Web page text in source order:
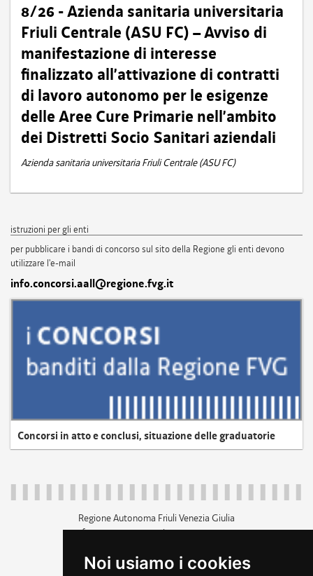
Noi usiamo i cookies
8/26 - Azienda sanitaria universitaria
Friuli Centrale (ASU FC) – Avviso di
manifestazione di interesse
finalizzato all’attivazione di contratti
di lavoro autonomo per le esigenze
delle Aree Cure Primarie nell’ambito
dei Distretti Socio Sanitari aziendali
Azienda sanitaria universitaria Friuli Centrale (ASU FC)
istruzioni per gli enti
per pubblicare i bandi di concorso sul sito della Regione gli enti devono
utilizzare l'e-mail
info.concorsi.aall@regione.fvg.it
Concorsi in atto e conclusi, situazione delle graduatorie
Regione Autonoma Friuli Venezia Giulia
c.f. 80014930327; p.iva 00526040324
+39 040 3771111